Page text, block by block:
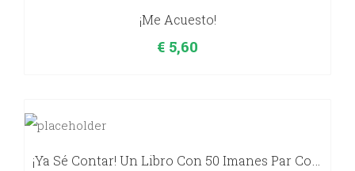
¡Me Acuesto!
€ 5,60
¡Ya Sé Contar! Un Libro Con 50 Imanes Par Contar.